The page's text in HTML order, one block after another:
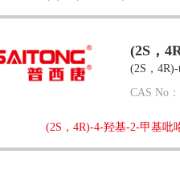
(2S，
(2S，
CAS No：
(2S，4R)-4-羟基-2-甲基吡